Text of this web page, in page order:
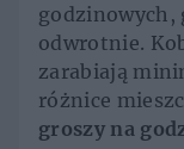
godzinowych,
odwrotnie.
zarabiają
różnice
groszy na